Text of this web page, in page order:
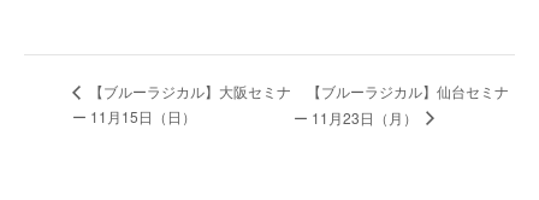
【ブルーラジカル】大阪セミナ
ー 11月15日（日）
【ブルーラジカル】仙台セミナ
ー 11月23日（月）